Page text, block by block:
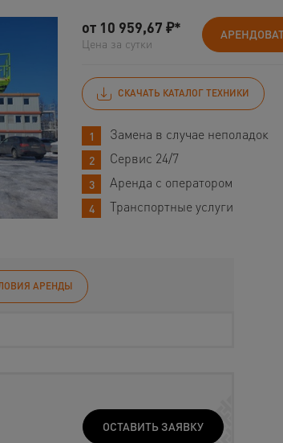
от 10 959,67 ₽*
Цена за сутки
СКАЧАТЬ КАТАЛОГ ТЕХНИКИ
Замена в случае неполадок
Сервис 24/7
Аренда с оператором
Транспортные услуги
АРЕНДЫ
ОСТАВИТЬ ЗАЯВКУ